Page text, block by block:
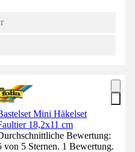
Mini Häkelset
18,2x11 cm
Bewertung:
von 5 Sternen. 1 Bewertung.